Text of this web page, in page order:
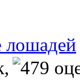
лошадей